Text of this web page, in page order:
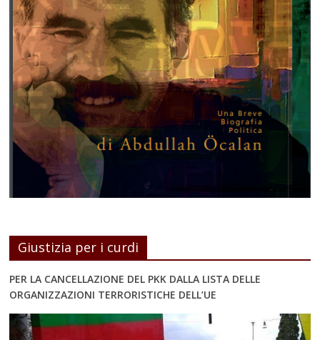
Giustizia per i curdi
PER LA CANCELLAZIONE DEL PKK DALLA LISTA DELLE
ORGANIZZAZIONI TERRORISTICHE DELL’UE